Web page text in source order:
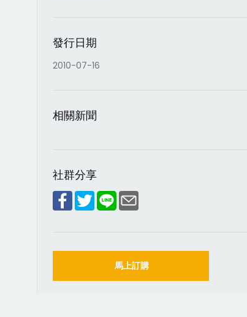
發行日期
2010-07-16
相關新聞
社群分享
馬上訂購